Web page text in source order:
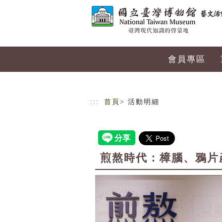
會員專區
::: 首頁 > 活動明細
煎熬時代：樟腦、鴉